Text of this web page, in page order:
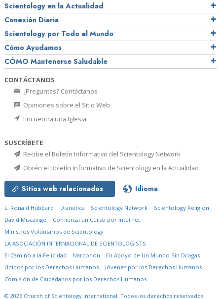
Scientology en la Actualidad
Conexión Diaria
Scientology por Todo el Mundo
Cómo Ayudamos
CÓMO Mantenerse Saludable
CONTÁCTANOS
¿Preguntas? Contáctanos
Opiniones sobre el Sitio Web
Encuentra una Iglesia
SUSCRÍBETE
Recibe el Boletín Informativo del Scientology Network
Obtén el Boletín Informativo de Scientology en la Actualidad
Sitios web relacionados Idioma
L. Ronald Hubbard Dianética Scientology Network
Scientology Religion
David Miscavige
Comienza un Curso por Internet
Ministros Voluntarios de Scientology
LA ASOCIACIÓN INTERNACIONAL DE SCIENTOLOGISTS
El Camino a la Felicidad
Narconon
En Apoyo de Un Mundo Sin Drogas
Unidos por los Derechos Humanos
Jóvenes por los Derechos Humanos
Comisión de Ciudadanos por los Derechos Humanos
© 2026 Church of Scientology International. Todos los derechos reservados.